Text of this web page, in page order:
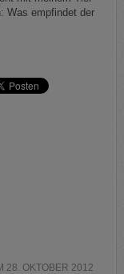
Was empfindet der
28. OKTOBER 2012